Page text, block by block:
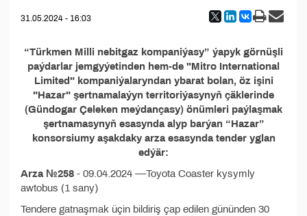
31.05.2024 - 16:03
“Türkmen Milli nebitgaz kompaniýasy” ýapyk görnüşli
paýdarlar jemgyýetinden hem-de "Mitro International
Limited" kompaniýalaryndan ybarat bolan, öz işini
"Hazar" şertnamalaýyn territoriýasynyň çäklerinde
(Gündogar Çeleken meýdançasy) önümleri paýlaşmak
şertnamasynyň esasynda alyp barýan “Hazar”
konsorsiumy aşakdaky arza esasynda tender yglan
edýär:
Arza №258 - 09.04.2024 ––Toyota Coaster kysymly
awtobus (1 sany)
Tendere gatnaşmak üçin bildiriş çap edilen gününden 30